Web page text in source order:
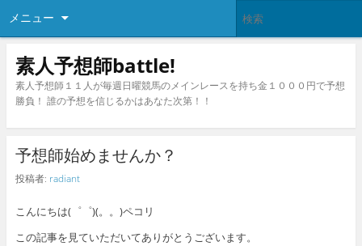
メニュー
素人予想師battle!
素人予想師１１人が毎週日曜競馬のメインレースを持ち金１０００円で予想
勝負！ 誰の予想を信じるかはあなた次第！！
予想師始めませんか？
投稿者: radiant
こんにちは(゜゜)(。。)ペコリ
この記事を見ていただいてありがとうございます。